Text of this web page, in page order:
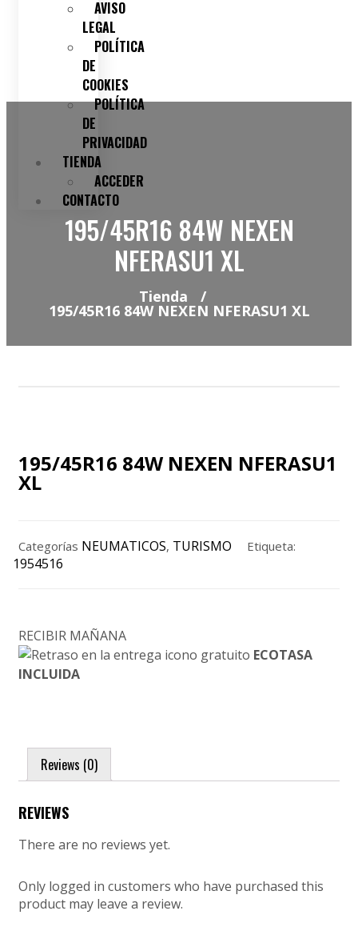
AVISO
LEGAL
POLÍTICA
DE
COOKIES
POLÍTICA
DE
PRIVACIDAD
TIENDA
ACCEDER
CONTACTO
195/45R16 84W NEXEN
NFERASU1 XL
Tienda /
195/45R16 84W NEXEN NFERASU1 XL
195/45R16 84W NEXEN NFERASU1
XL
Categorías NEUMATICOS, TURISMO Etiqueta:
1954516
RECIBIR MAÑANA
ECOTASA
INCLUIDA
Reviews (0)
REVIEWS
There are no reviews yet.
Only logged in customers who have purchased this
product may leave a review.